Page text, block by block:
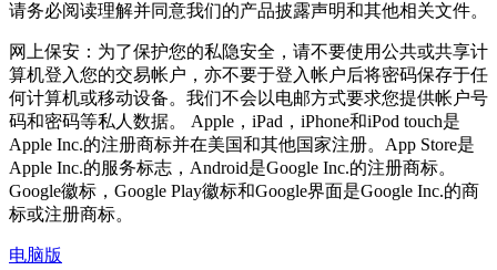
请务必阅读理解并同意我们的产品披露声明和其他相关文件。
网上保安：为了保护您的私隐安全，请不要使用公共或共享计
算机登入您的交易帐户，亦不要于登入帐户后将密码保存于任
何计算机或移动设备。我们不会以电邮方式要求您提供帐户号
码和密码等私人数据。 Apple，iPad，iPhone和iPod touch是
Apple Inc.的注册商标并在美国和其他国家注册。App Store是
Apple Inc.的服务标志，Android是Google Inc.的注册商标。
Google徽标，Google Play徽标和Google界面是Google Inc.的商
标或注册商标。
电脑版